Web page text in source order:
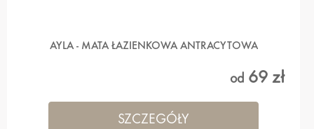
AYLA - MATA ŁAZIENKOWA ANTRACYTOWA
od 69 zł
SZCZEGÓŁY